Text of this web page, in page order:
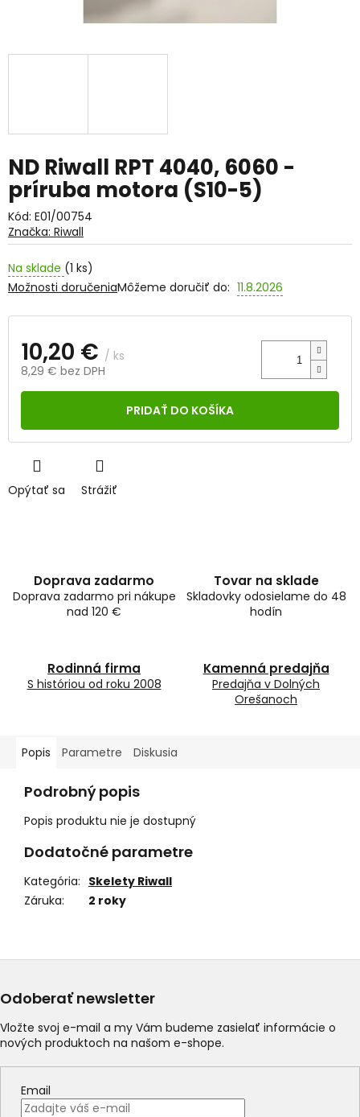
ND Riwall RPT 4040, 6060 -
príruba motora (S10-5)
Kód: E01/00754
Na sklade (1 ks)
Môžeme doručiť do: 11.8.2026
Možnosti doručenia
10,20 € / ks
8,29 € bez DPH
Jednotková
PRIDAŤ DO KOŠÍKA
Opýtať sa Strážiť
Značka: Riwall
Doprava zadarmo
Doprava zadarmo pri nákupe
nad 120 €
Tovar na sklade
Skladovky odosielame do 48
hodín
Rodinná firma
S históriou od roku 2008
Kamenná predajňa
Predajňa v Dolných
Orešanoch
Popis Parametre Diskusia
Podrobný popis
Popis produktu nie je dostupný
Dodatočné parametre
Kategória: Skelety Riwall
Záruka: 2 roky
Odoberať newsletter
Vložte svoj e-mail a my Vám budeme zasielať informácie o
nových produktoch na našom e-shope.
Email